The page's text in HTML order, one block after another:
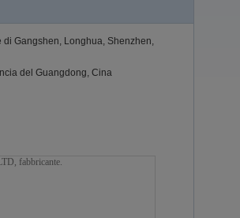
Gangshen, Longhua, Shenzhen,
del Guangdong, Cina